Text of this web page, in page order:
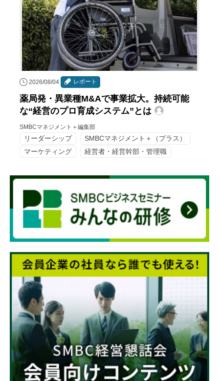
2026/08/04 レポート
薬局発・異業種M&Aで事業拡大。持続可能
な“経営のプロ育成システム”とは
SMBCマネジメント＋編集部
リーダーシップ
SMBCマネジメント＋（プラス）
マーケティング
経営者・経営幹部・管理職